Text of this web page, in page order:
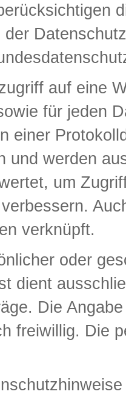
auf eine
für jeden
einer
und werden
um
verknüpft.
oder
dient
Die
freiwillig. Die